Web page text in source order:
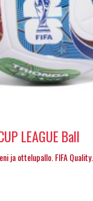
LEAGUE Ball
ja ottelupallo. FIFA Quality. ..